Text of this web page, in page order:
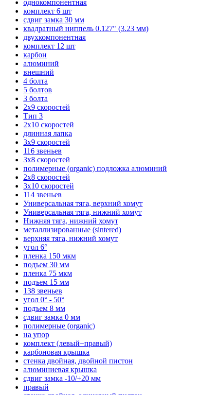
однокомпонентная
комплект 6 шт
сдвиг замка 30 мм
квадратный ниппель 0.127" (3.23 мм)
двухкомпонентная
комплект 12 шт
карбон
алюминий
внешний
4 болта
5 болтов
3 болта
2х9 скоростей
Тип 3
2х10 скоростей
длинная лапка
3х9 скоростей
116 звеньев
3х8 скоростей
полимерные (organic) подложка алюминий
2х8 скоростей
3х10 скоростей
114 звеньев
Универсальная тяга, верхний хомут
Универсальная тяга, нижний хомут
Нижняя тяга, нижний хомут
металлизированные (sintered)
верхняя тяга, нижний хомут
угол 6°
пленка 150 мкм
подъем 30 мм
пленка 75 мкм
подъем 15 мм
138 звеньев
угол 0° - 50°
подъем 8 мм
сдвиг замка 0 мм
полимерные (organic)
на упор
комплект (левый+правый)
карбоновая крышка
стенка двойная, двойной пистон
алюминиевая крышка
сдвиг замка -10/+20 мм
правый